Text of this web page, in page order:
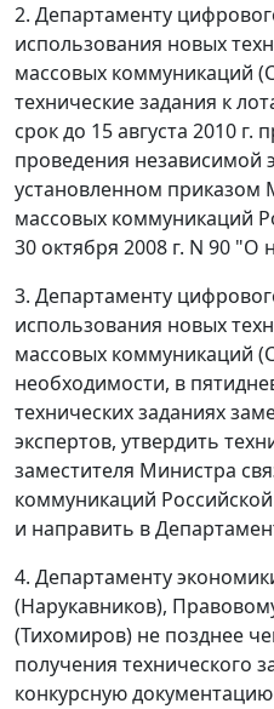
2. Департаменту
использования новых
массовых коммуникаций
технические задания к
срок до 15 августа 2010 г.
проведения независимой
установленном приказом
массовых коммуникаций
30 октября 2008 г. N 90 "О
3. Департаменту
использования новых
массовых коммуникаций
необходимости, в
технических заданиях
экспертов, утвердить
заместителя Министра
коммуникаций
и направить в
4. Департаменту
(Нарукавников),
(Тихомиров) не позднее
получения технического
конкурсную